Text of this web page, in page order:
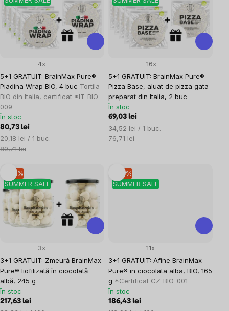
produse
5+1 GRATUIT: BrainMax Pure®
Piadina Wrap BIO, 4 buc Tortila
BIO din Italia, certificat *IT-BIO-
009
4x
În stoc
80,73 lei
Evaluare
preţ:
20,18 lei / 1 buc.
89,71 lei
5+1 GRATUIT: BrainMax Pure®
Pizza Base, aluat de pizza gata
preparat din Italia, 2 buc
16x
În stoc
69,03 lei
Evaluare
preţ:
34,52 lei / 1 buc.
76,71 lei
SUMMER SALE
–10 %
3+1 GRATUIT: Zmeură BrainMax
Pure® liofilizată în ciocolată
albă, 245 g
3x
În stoc
217,63 lei
SUMMER SALE
–10 %
3+1 GRATUIT: Afine BrainMax
Pure® in ciocolata alba, BIO, 165
g *Certificat CZ-BIO-001
11x
În stoc
186,43 lei